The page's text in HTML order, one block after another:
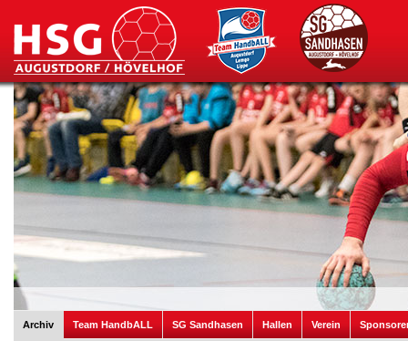
Archiv Team HandbALL SG Sandhasen Hallen Verein